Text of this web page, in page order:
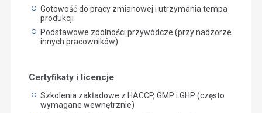
Gotowość do pracy zmianowej i utrzymania tempa
produkcji
Podstawowe zdolności przywódcze (przy nadzorze
innych pracowników)
Certyfikaty i licencje
Szkolenia zakładowe z HACCP, GMP i GHP (często
wymagane wewnętrznie)